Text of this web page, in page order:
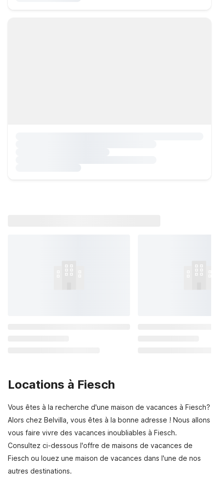
Locations à Fiesch
Vous êtes à la recherche d'une maison de vacances à Fiesch?
Alors chez Belvilla, vous êtes à la bonne adresse ! Nous allons
vous faire vivre des vacances inoubliables à Fiesch.
Consultez ci-dessous l'offre de maisons de vacances de
Fiesch ou louez une maison de vacances dans l'une de nos
autres destinations.